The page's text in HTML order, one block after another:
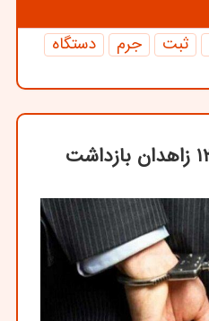
ثبت جرم
دستگاه
افراد خاطی کلانتری ۱۳ زاهدان بازداشت